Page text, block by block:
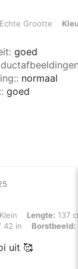
Grootte, Kleur:
Echte Grootte
: goed
: normaal
: goed
Lengte: 137 cm /
Klein Lengte: 137
42 in Borstbeeld:
uit 🥰